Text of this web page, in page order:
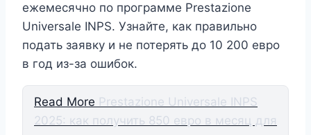
ежемесячно по программе Prestazione
Universale INPS. Узнайте, как правильно
подать заявку и не потерять до 10 200 евро
в год из-за ошибок.
Read More Prestazione Universale INPS
2025: как получить 850 евро в месяц для